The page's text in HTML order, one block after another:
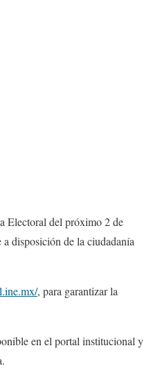
Electoral del próximo 2 de
disposición de la ciudadanía
, para garantizar la
en el portal institucional y